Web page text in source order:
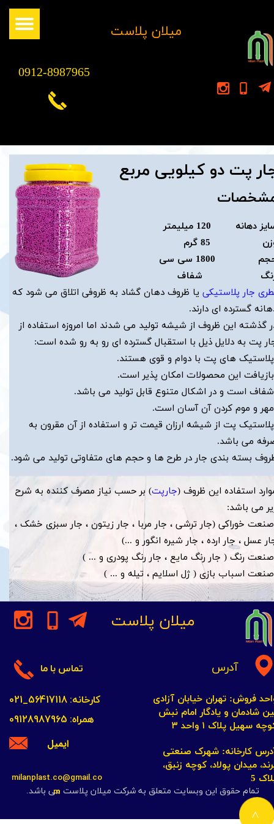
​میلان پلاست
0912-8987965
پت دو کیلویی مربع
دهانه 120 میلیمتر
85 گرم
1800 سی سی
شفاف
جار پلاستیکی یا ظروف دهان گشاد به ظروفی اتلاق می شود که
گسترده ای دارند.
گذشته این ظروف از شیشه تولید می شدند اما امروزه استفاده از
پت به دلایل ذیل با استقبال گسترده ای رو به رو شده است:
های پت با دوام و قوی هستند.
این محصولات امکان پذیر است.
است و در اشکال متنوع قابل تولید می باشد.
و موم کردن آن آسان است.
پت از شیشه ارزان قیمت تر و استفاده از آن مقرون به
می باشد.
بسته بندی جار در طرح ها و حجم های متفاوتی تولید می شود.
استفاده این ظروف (جارپت) بر حسب نیاز مصرف کننده به شرح
می باشد:
خوراکی (جار ترشی ، جار مربا ، جار زیتون ، جار سبزی خشک ،
عسل ، جار ارده ، جار شیره انگور و ...)
رنگ ( جار رنگ مایع ، جار رنگ پودری و ... )
اسباب بازی ( ژل اسلایم ، تیله و ... )​​​​​​​
تمام حقوق این وبسایت متعلق به شرکت میلان پلاست می باشد.
تماس با ما
میلان پلاست
کارخانه: 56417118_021
همراه: 09128987965
آدرس
فروش: تهران خیابان آزادی
شادمان و یادگار امام نبش
سهیل پلاک ۱ واحد ۳​​​​​​​
کارخانه: شهرک صنعتی
میدان پولاد، کوچه زنبق،
5
ایمیل
milanplast.co@gmail.co
m
>